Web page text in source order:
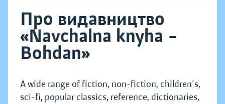
Про видавництво
«Navchalna knyha –
Bohdan»
A wide range of fiction, non-fiction, children's,
sci-fi, popular classics, reference, dictionaries,